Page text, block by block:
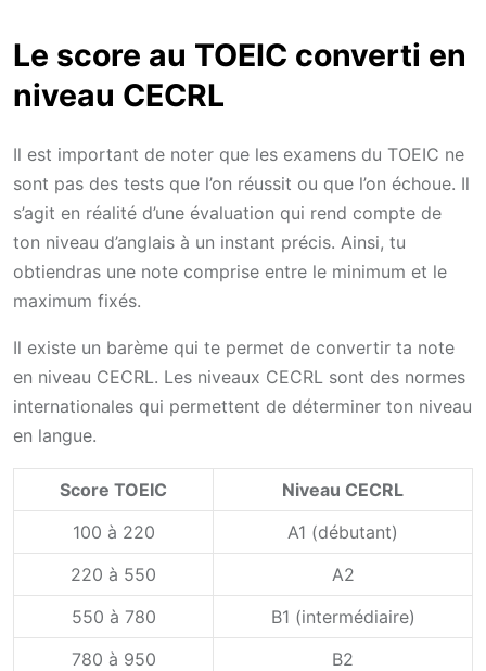
Le score au TOEIC converti en
niveau CECRL
Il est important de noter que les examens du TOEIC ne
sont pas des tests que l’on réussit ou que l’on échoue. Il
s’agit en réalité d’une évaluation qui rend compte de
ton niveau d’anglais à un instant précis. Ainsi, tu
obtiendras une note comprise entre le minimum et le
maximum fixés.
Il existe un barème qui te permet de convertir ta note
en niveau CECRL. Les niveaux CECRL sont des normes
internationales qui permettent de déterminer ton niveau
en langue.
Score TOEIC
Niveau CECRL
100 à 220
A1 (débutant)
220 à 550
A2
550 à 780
B1 (intermédiaire)
780 à 950
B2